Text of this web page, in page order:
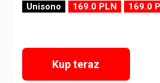
Unisono 169.0 PLN 169.0
Kup teraz